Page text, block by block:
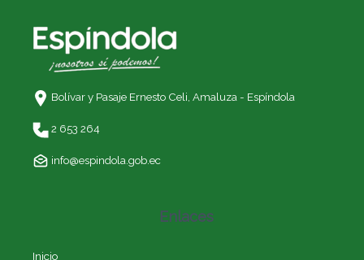
Bolívar y Pasaje Ernesto Celi, Amaluza - Espíndola
2 653 264
info@espindola.gob.ec
Enlaces
Inicio